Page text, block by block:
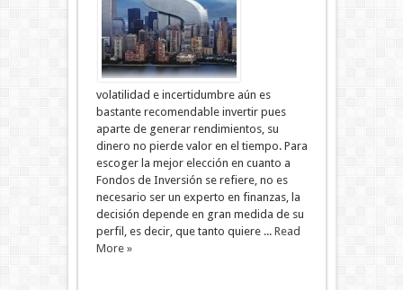
volatilidad e incertidumbre aún es
bastante recomendable invertir pues
aparte de generar rendimientos, su
dinero no pierde valor en el tiempo. Para
escoger la mejor elección en cuanto a
Fondos de Inversión se refiere, no es
necesario ser un experto en finanzas, la
decisión depende en gran medida de su
perfil, es decir, que tanto quiere ... Read
More »